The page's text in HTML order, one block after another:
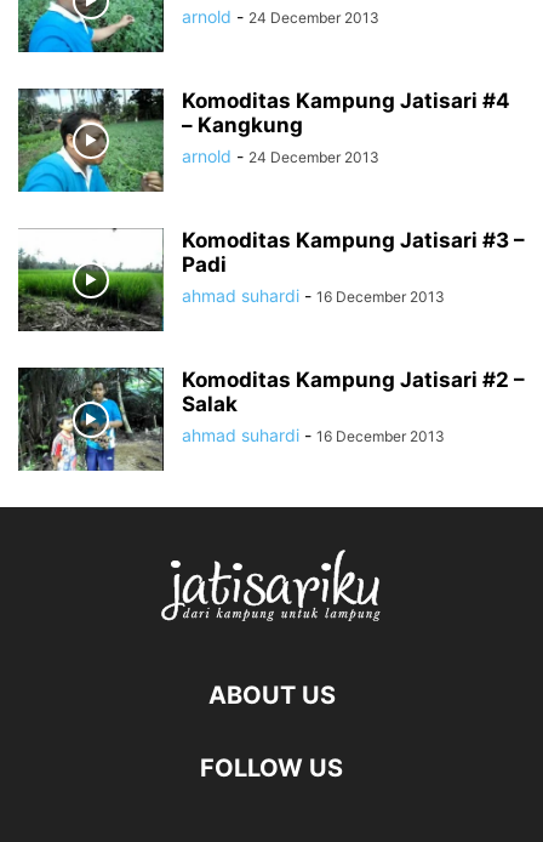
arnold - 24 December 2013
Komoditas Kampung Jatisari #4
– Kangkung
arnold - 24 December 2013
Komoditas Kampung Jatisari #3 –
Padi
ahmad suhardi - 16 December 2013
Komoditas Kampung Jatisari #2 –
Salak
ahmad suhardi - 16 December 2013
ABOUT US
FOLLOW US